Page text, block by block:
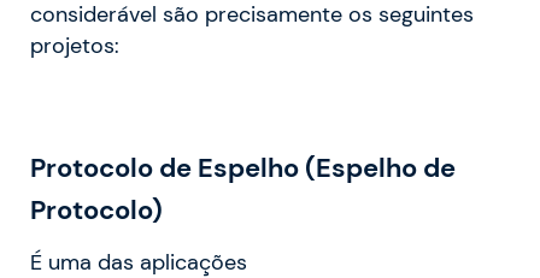
considerável são precisamente os seguintes
projetos:
Protocolo de Espelho (Espelho de
Protocolo)
É uma das aplicações